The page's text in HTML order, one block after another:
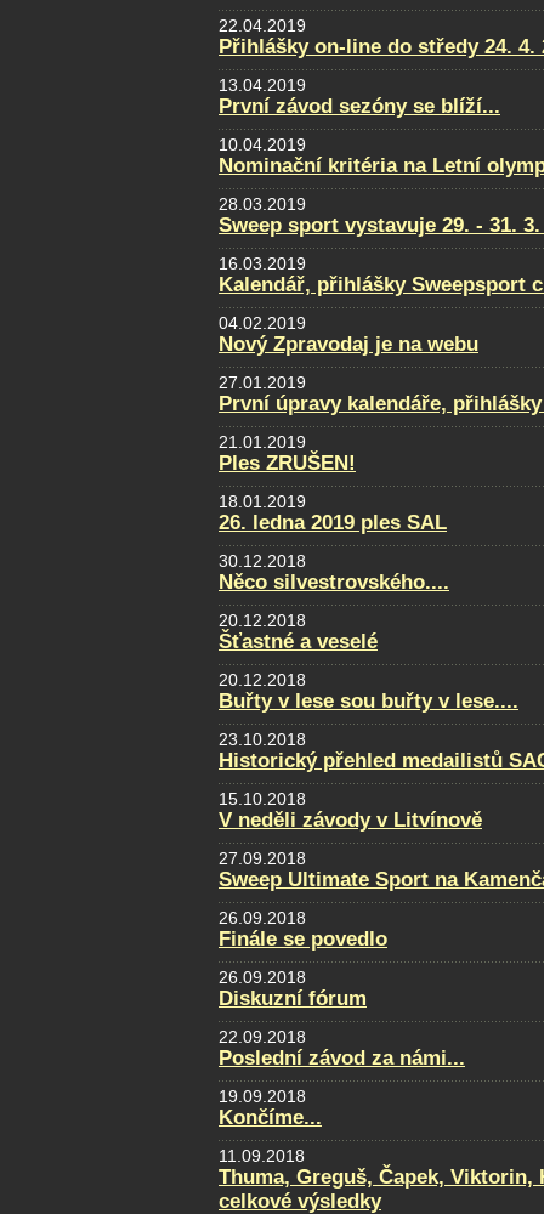
22.04.2019
Přihlášky on-line do středy 24. 4.
13.04.2019
První závod sezóny se blíží...
10.04.2019
Nominační kritéria na Letní
28.03.2019
Sweep sport vystavuje 29. - 31.
16.03.2019
Kalendář, přihlášky Sweepsport
04.02.2019
Nový Zpravodaj je na webu
27.01.2019
První úpravy kalendáře, přihlášky
21.01.2019
Ples ZRUŠEN!
18.01.2019
26. ledna 2019 ples SAL
30.12.2018
Něco silvestrovského....
20.12.2018
Šťastné a veselé
20.12.2018
Buřty v lese sou buřty v lese....
23.10.2018
Historický přehled medailistů
15.10.2018
V neděli závody v Litvínově
27.09.2018
Sweep Ultimate Sport na
26.09.2018
Finále se povedlo
26.09.2018
Diskuzní fórum
22.09.2018
Poslední závod za námi...
19.09.2018
Končíme...
11.09.2018
Thuma, Greguš, Čapek, Viktorin,
celkové výsledky